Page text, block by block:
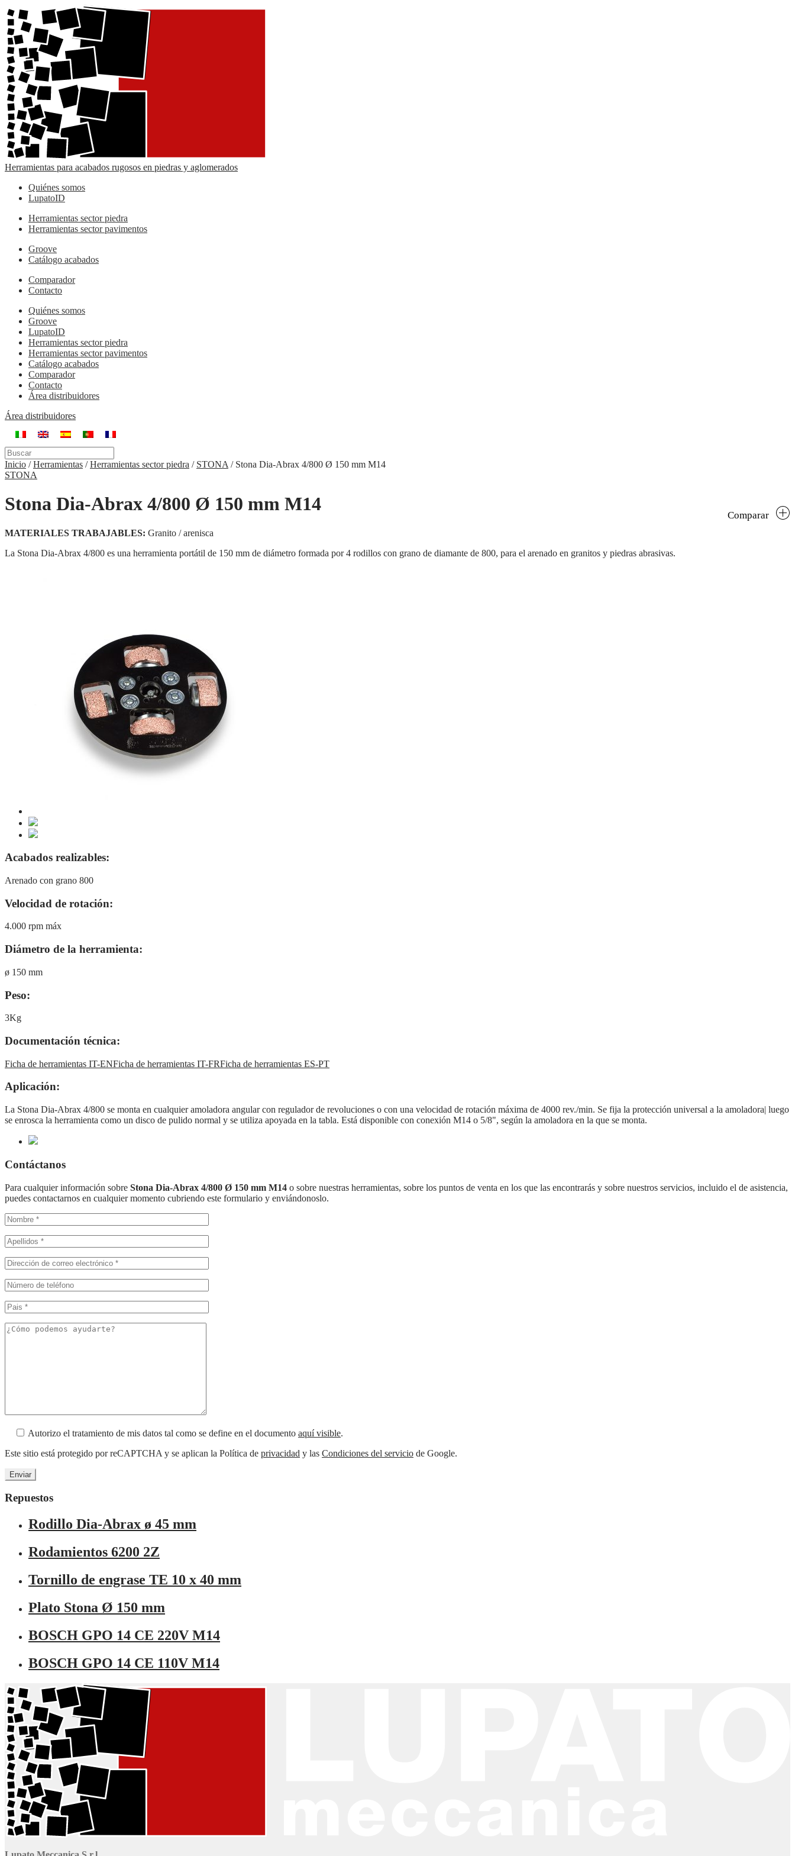
Herramientas para acabados rugosos en piedras y aglomerados
Quiénes somos
LupatoID
Herramientas sector piedra
Herramientas sector pavimentos
Groove
Catálogo acabados
Comparador
Contacto
Quiénes somos
Groove
LupatoID
Herramientas sector piedra
Herramientas sector pavimentos
Catálogo acabados
Comparador
Contacto
Área distribuidores
Área distribuidores
Inicio /Herramientas /Herramientas sector piedra / STONA / Stona Dia-Abrax 4/800 Ø 150 mm M14
STONA
Stona Dia-Abrax 4/800 Ø 150 mm M14
Comparar
MATERIALES TRABAJABLES: Granito / arenisca
La Stona Dia-Abrax 4/800 es una herramienta portátil de 150 mm de diámetro formada por 4 rodillos con grano de diamante de 800, para el arenado en granitos y piedras abrasivas.
Acabados realizables:
Arenado con grano 800
Velocidad de rotación:
4.000 rpm máx
Diámetro de la herramienta:
ø 150 mm
Peso:
3Kg
Documentación técnica:
Ficha de herramientas IT-ENFicha de herramientas IT-FRFicha de herramientas ES-PT
Aplicación:
La Stona Dia-Abrax 4/800 se monta en cualquier amoladora angular con regulador de revoluciones o con una velocidad de rotación máxima de 4000 rev./min. Se fija la protección universal a la amoladora| luego
se enrosca la herramienta como un disco de pulido normal y se utiliza apoyada en la tabla. Está disponible con conexión M14 o 5/8", según la amoladora en la que se monta.
Contáctanos
Para cualquier información sobre Stona Dia-Abrax 4/800 Ø 150 mm M14 o sobre nuestras herramientas, sobre los puntos de venta en los que las encontrarás y sobre nuestros servicios, incluido el de asistencia,
puedes contactarnos en cualquier momento cubriendo este formulario y enviándonoslo.
Autorizo el tratamiento de mis datos tal como se define en el documento aquí visible.
Este sitio está protegido por reCAPTCHA y se aplican la Política de privacidad y las Condiciones del servicio de Google.
Repuestos
Rodillo Dia-Abrax ø 45 mm
Rodamientos 6200 2Z
Tornillo de engrase TE 10 x 40 mm
Plato Stona Ø 150 mm
BOSCH GPO 14 CE 220V M14
BOSCH GPO 14 CE 110V M14